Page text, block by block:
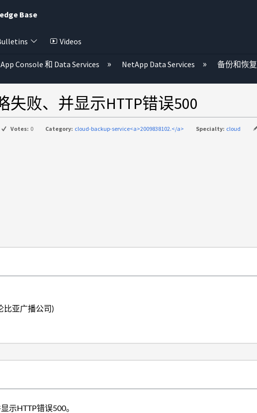
Base
Videos
Console 和 Data Services NetApp Data Services 备份和恢复
失败、并显示HTTP错误500
Votes: 0 Category: cloud-backup-service<a>2009838102.</a> Specialty: cloud
比亚广播公司)
示HTTP错误500。